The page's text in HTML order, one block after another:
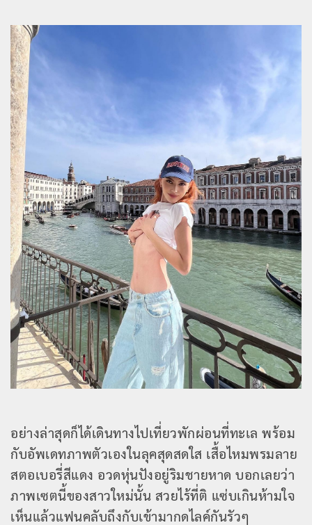
อย่างล่าสุดก็ได้เดินทางไปเที่ยวพักผ่อนที่ทะเล พร้อม
กับอัพเดทภาพตัวเองในลุคสุดสดใส เสื้อไหมพรมลาย
สตอเบอรี่สีแดง อวดหุ่นปังอยู่ริมชายหาด บอกเลยว่า
ภาพเซตนี้ของสาวใหม่นั้น สวยไร้ที่ติ แซ่บเกินห้ามใจ
เห็นแล้วแฟนคลับถึงกับเข้ามากดไลค์กันรัวๆ